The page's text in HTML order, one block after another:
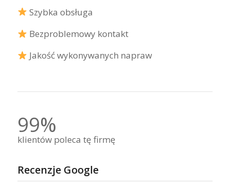
Szybka obsługa
Bezproblemowy kontakt
Jakość wykonywanych napraw
99%
klientów poleca tę firmę
Recenzje Google